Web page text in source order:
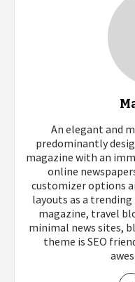
An elegant and
predominantly
magazine with an
online
customizer options
layouts as a
magazine, travel
minimal news sites,
theme is SEO